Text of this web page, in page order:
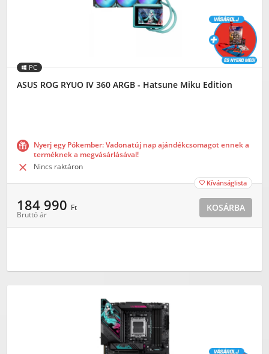
PC
ASUS ROG RYUO IV 360 ARGB - Hatsune Miku Edition
Nyerj egy Pókember: Vadonatúj nap ajándékcsomagot ennek a
terméknek a megvásárlásával!
 Nincs raktáron
 Kívánságlista
184 990 Ft
Bruttó ár
KOSÁRBA